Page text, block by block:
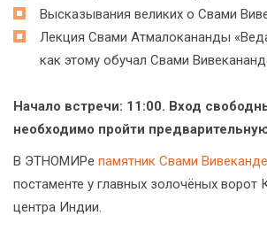
Высказывания великих о Свами
Лекция Свами Атмалокананды
как этому обучал Свами
Начало встречи: 11:00. Вход
необходимо пройти
В ЭТНОМИРе памятник Свами Вивеканде
постаменте у главных золочёных ворот
центра Индии.